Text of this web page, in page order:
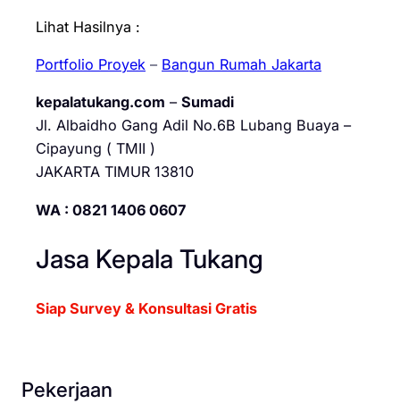
Lihat Hasilnya :
Portfolio Proyek – Bangun Rumah Jakarta
kepalatukang.com – Sumadi
Jl. Albaidho Gang Adil No.6B Lubang Buaya –
Cipayung ( TMII )
JAKARTA TIMUR 13810
WA : 0821 1406 0607
Jasa Kepala Tukang
Siap Survey & Konsultasi Gratis
Pekerjaan